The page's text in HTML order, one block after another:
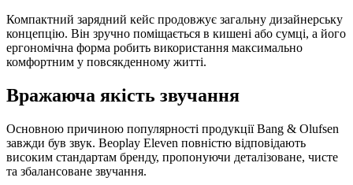
Компактний зарядний кейс продовжує загальну дизайнерську
концепцію. Він зручно поміщається в кишені або сумці, а його
ергономічна форма робить використання максимально
комфортним у повсякденному житті.
Вражаюча якість звучання
Основною причиною популярності продукції Bang & Olufsen
завжди був звук. Beoplay Eleven повністю відповідають
високим стандартам бренду, пропонуючи деталізоване, чисте
та збалансоване звучання.